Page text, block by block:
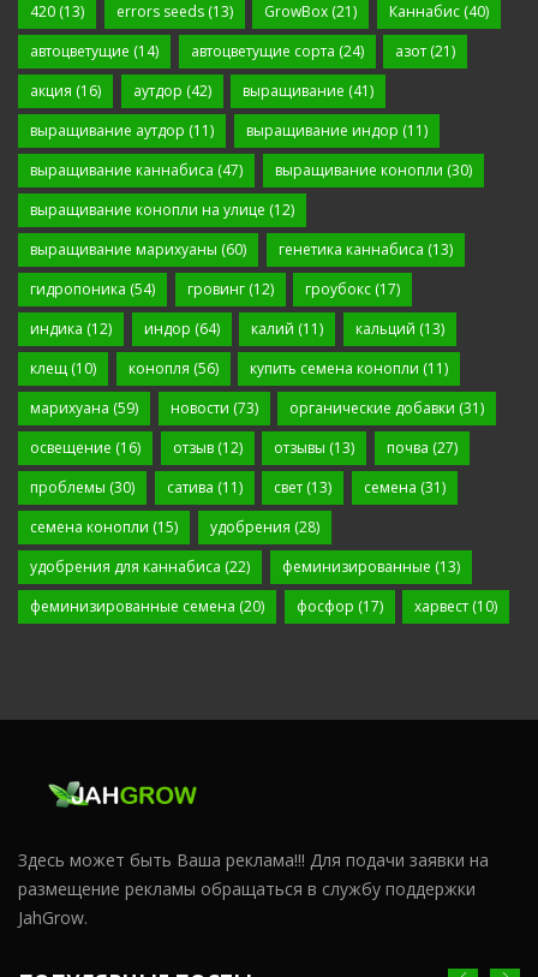
420 (13) errors seeds(13) GrowBox (21) Каннабис(40)
автоцветущие (14) автоцветущие сорта (24) азот (21)
акция (16) аутдор (42) выращивание (41)
выращивание аутдор (11) выращивание индор (11)
выращивание каннабиса (47) выращивание конопли (30)
выращивание конопли на улице (12)
выращивание марихуаны (60) генетика каннабиса (13)
гидропоника (54) гровинг(12) гроубокс (17)
индика (12) индор (64) калий (11) кальций (13)
клещ (10) конопля (56) купить семена конопли (11)
марихуана (59) новости (73) органические добавки (31)
освещение (16) отзыв(12) отзывы (13) почва (27)
проблемы (30) сатива (11) свет (13) семена (31)
семена конопли (15) удобрения (28)
удобрения для каннабиса (22) феминизированные (13)
феминизированные семена (20) фосфор (17) харвест (10)
Здесь может быть Ваша реклама!!! Для подачи заявки на
размещение рекламы обращаться в службу поддержки
JahGrow.